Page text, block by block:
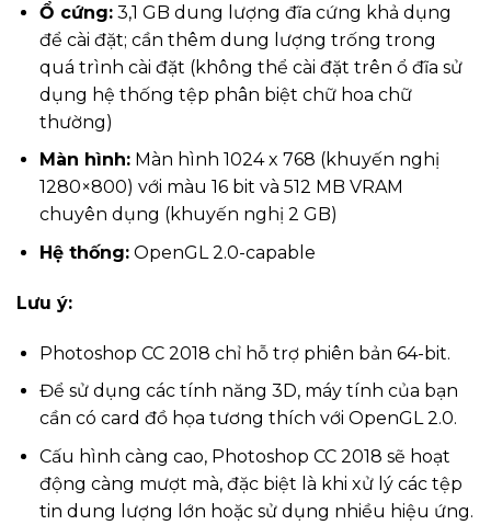
Ổ cứng:3,1 GB dung lượng đĩa cứng khả dụng
để cài đặt; cần thêm dung lượng trống trong
quá trình cài đặt (không thể cài đặt trên ổ đĩa sử
dụng hệ thống tệp phân biệt chữ hoa chữ
thường)
Màn hình:Màn hình 1024 x 768 (khuyến nghị
1280×800) với màu 16 bit và 512 MB VRAM
chuyên dụng (khuyến nghị 2 GB)
Hệ thống:OpenGL 2.0-capable
Lưu ý:
Photoshop CC 2018 chỉ hỗ trợ phiên bản 64-bit.
Để sử dụng các tính năng 3D, máy tính của bạn
cần có card đồ họa tương thích với OpenGL 2.0.
Cấu hình càng cao, Photoshop CC 2018 sẽ hoạt
động càng mượt mà, đặc biệt là khi xử lý các tệp
tin dung lượng lớn hoặc sử dụng nhiều hiệu ứng.